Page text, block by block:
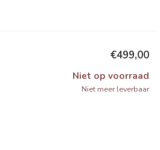
€499,00
Niet op voorraad
Niet meer leverbaar